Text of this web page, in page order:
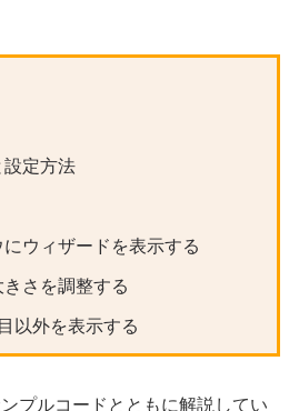
定方法
ウィザードを表示する
さを調整する
以外を表示する
プルコードとともに解説してい